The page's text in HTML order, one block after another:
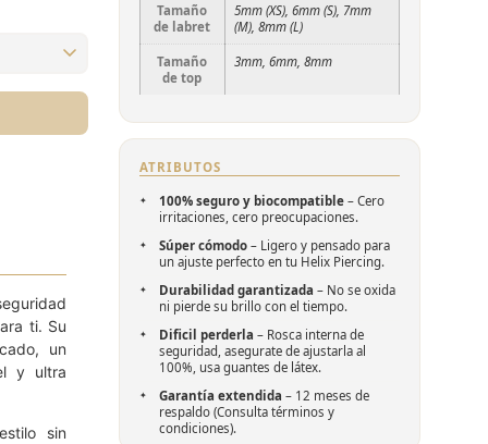
ti. Su
un
y ultra
sin
Tamaño
de labret
5mm (XS), 6mm (S), 7mm
(M), 8mm (L)
Tamaño
de top
3mm, 6mm, 8mm
ATRIBUTOS
100% seguro y biocompatible– Cero
irritaciones, cero preocupaciones.
Súper cómodo– Ligero y pensado para
un ajuste perfecto en tu Helix Piercing.
Durabilidad garantizada – No se oxida
ni pierde su brillo con el tiempo.
Dificil perderla – Rosca interna de
seguridad, asegurate de ajustarla al
100%, usa guantes de látex.
Garantía extendida – 12 meses de
respaldo (Consulta términos y
condiciones).